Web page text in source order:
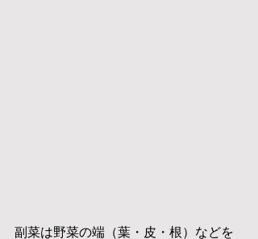
副菜は野菜の端（葉・皮・根）などを